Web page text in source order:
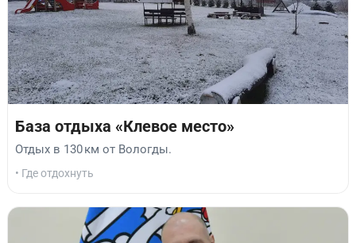
База отдыха «Клевое место»
Отдых в 130 км от Вологды.
• Где отдохнуть